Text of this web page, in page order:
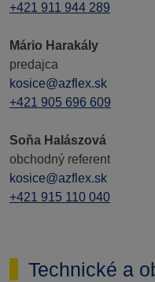
+421 911 944 289
Mário Harakály
predajca
kosice@azflex.sk
+421 905 696 609
Soňa Halászová
obchodný referent
kosice@azflex.sk
+421 915 110 040
Technické a